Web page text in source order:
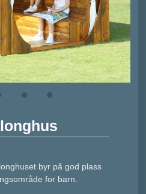
byr på god plass
for barn.